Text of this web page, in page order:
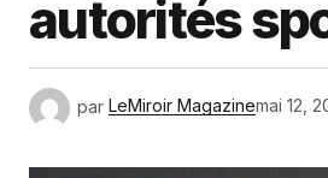
autorités
par LeMiroir Magazinemai 12,